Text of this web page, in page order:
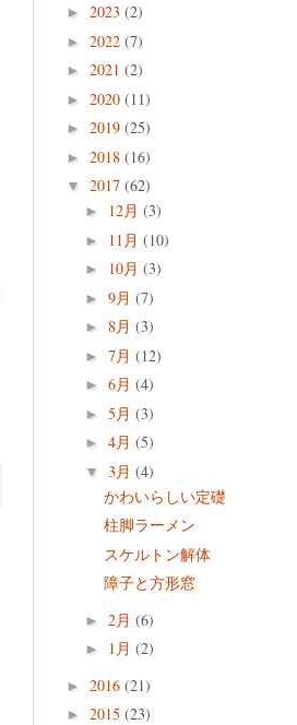
► 2023 (2)
► 2022 (7)
► 2021 (2)
► 2020 (11)
► 2019 (25)
► 2018 (16)
▼ 2017 (62)
► 12月 (3)
► 11月 (10)
► 10月 (3)
► 9月 (7)
► 8月 (3)
► 7月 (12)
► 6月 (4)
► 5月 (3)
► 4月 (5)
▼ 3月 (4)
かわいらしい定礎
柱脚ラーメン
スケルトン解体
障子と方形窓
► 2月 (6)
► 1月 (2)
► 2016 (21)
► 2015 (23)